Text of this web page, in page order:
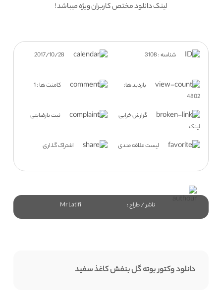
لینک دانلود مختص کاربران ویژه میباشد !
شناسه : 3108
بازدید ها:
4802
کامنت ها : 1
گزارش خرابی
لینک
ثبت نارضایتی
لیست علاقه مندی اشتراک گذاری
ناشر / طراح : Mr Latifi
دانلود وکتور بوته گل بنفش کاغذ سفید